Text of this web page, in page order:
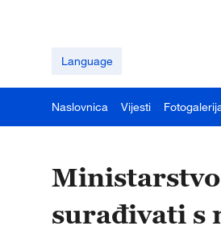
Language
Naslovnica Vijesti
surađivati s